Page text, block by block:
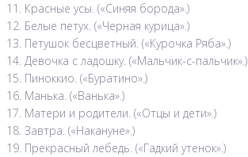
11. Красные усы. («Синяя борода».)
12. Белые петух. («Черная курица».)
13. Петушок бесцветный. («Курочка Ряба».)
14. Девочка с ладошку. («Мальчик-с-пальчик».)
15. Пиноккио. («Буратино».)
16. Манька. («Ванька».)
17. Матери и родители. («Отцы и дети».)
18. Завтра. («Накануне».)
19. Прекрасный лебедь. («Гадкий утенок».)